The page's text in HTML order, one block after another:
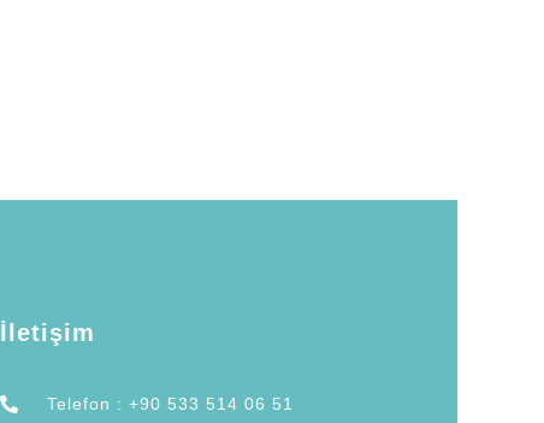
İletişim
Telefon : +90 533 514 06 51